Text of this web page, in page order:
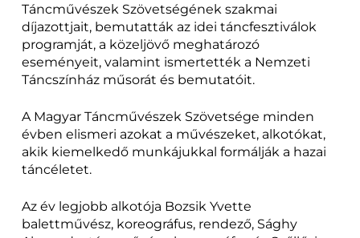
Táncművészek Szövetségének szakmai
díjazottjait, bemutatták az idei táncfesztiválok
programját, a közeljövő meghatározó
eseményeit, valamint ismertették a Nemzeti
Táncszínház műsorát és bemutatóit.
A Magyar Táncművészek Szövetsége minden
évben elismeri azokat a művészeket, alkotókat,
akik kiemelkedő munkájukkal formálják a hazai
táncéletet.
Az év legjobb alkotója Bozsik Yvette
balettművész, koreográfus, rendező, Sághy